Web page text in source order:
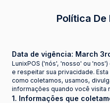
Política
Data de vigência: March
LunixPOS ('nós', 'nosso' ou
e respeitar sua privacidade.
como coletamos, usamos,
informações quando você visita
1. Informações que